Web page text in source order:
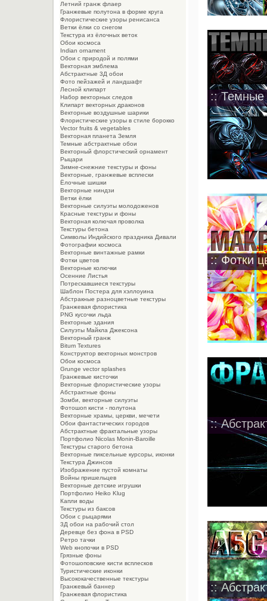
:: Темные
:: Фотки
::
::
Летний гранж флаер
Гранжевые полутона в форме круга
Флористические узоры ренисанса
Ветки ёлки со снегом
Текстура из ёлочных веток
Обои космоса
Indian ornament
Обои с природой и полями
Векторная эмблема
Абстрактные 3Д обои
Фото пейзажей и ландшафт
Лесной клипарт
Набор векторных следов
Клипарт векторных драконов
Векторные воздушные шарики
Флористические узоры в стиле борокко
Vector fruits & vegetables
Векторная планета Земля
Темные абстрактные обои
Векторный флорстический орнамент
Рыцари
Зимне-снежние текстуры и фоны
Векторные, гранжевые всплески
Ёлочные шишки
Векторные ниндзи
Ветки ёлки
Векторные силуэты молодоженов
Красные текстуры и фоны
Векторная колючая проволка
Текстуры бетона
Символы Индийского праздника Дивали
Фотографии космоса
Векторные винтажные рамки
Фотки цветов
Векторные колючки
Осенние Листья
Потрескавшиеся текстуры
Шаблон Постера для хэллоуина
Абстракные разноцветные текстуры
Гранжевая флористика
PNG кусочки льда
Векторные здания
Силуэты Майкла Джексона
Векторный гранж
Bitum Textures
Конструктор векторных монстров
Обои космоса
Grunge vector splashes
Гранжевые кисточки
Векторные флористические узоры
Абстрактные фоны
Зомби, векторные силуэты
Фотошоп кисти - полутона
Векторные храмы, церкви, мечети
Обои фантастических городов
Абстрактные фрактальные узоры
Портфолио Nicolas Monin-Baroille
Текстуры старого бетона
Векторные пиксельные курсоры, иконки
Текстура Джинсов
Изображение пустой комнаты
Войны пришельцев
Векторные детские игрушки
Портфолио Heiko Klug
Капли воды
Текстуры из баксов
Обои с рыцарями
3Д обои на рабочий стол
Деревце без фона в PSD
Ретро тачки
Web кнопочки в PSD
Грязные фоны
Фотошоповские кисти всплесков
Туристические иконки
Высококачественные текстуры
Гранжевый баннер
Гранжевая флористика